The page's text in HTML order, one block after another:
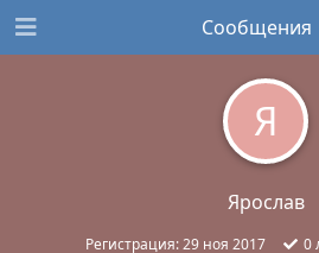
Я
Ярослав
Регистрация:29 ноя 2017 0
Сообщения